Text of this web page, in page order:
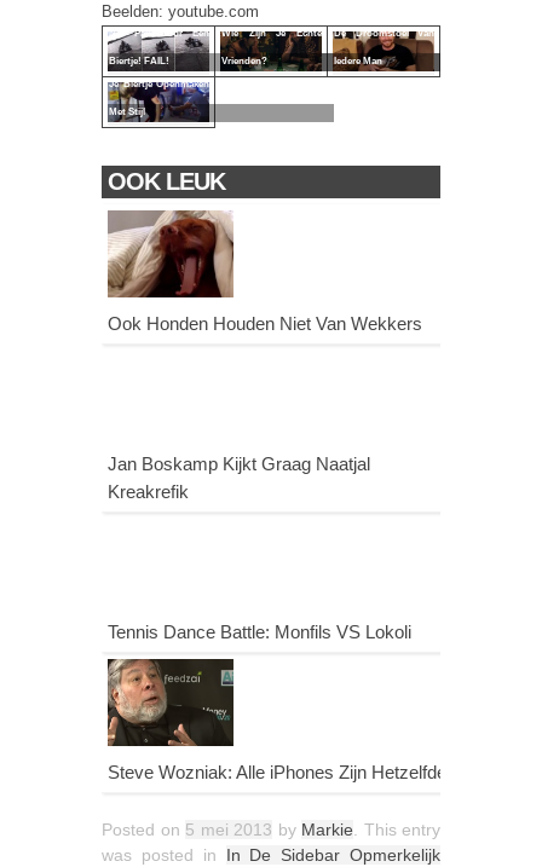
Beelden: youtube.com
Nat Pak Door Een
Biertje! FAIL!
Wie Zijn Je Echte
Vrienden?
De Droomstoel Van
Iedere Man
Je Biertje Openmaken
Met Stijl
OOK LEUK
Ook Honden Houden Niet Van Wekkers
Jan Boskamp Kijkt Graag Naatjal
Kreakrefik
Tennis Dance Battle: Monfils VS Lokoli
Steve Wozniak: Alle iPhones Zijn Hetzelfde
Posted on 5 mei 2013 by Markie . This entry
was posted in In De Sidebar Opmerkelijk